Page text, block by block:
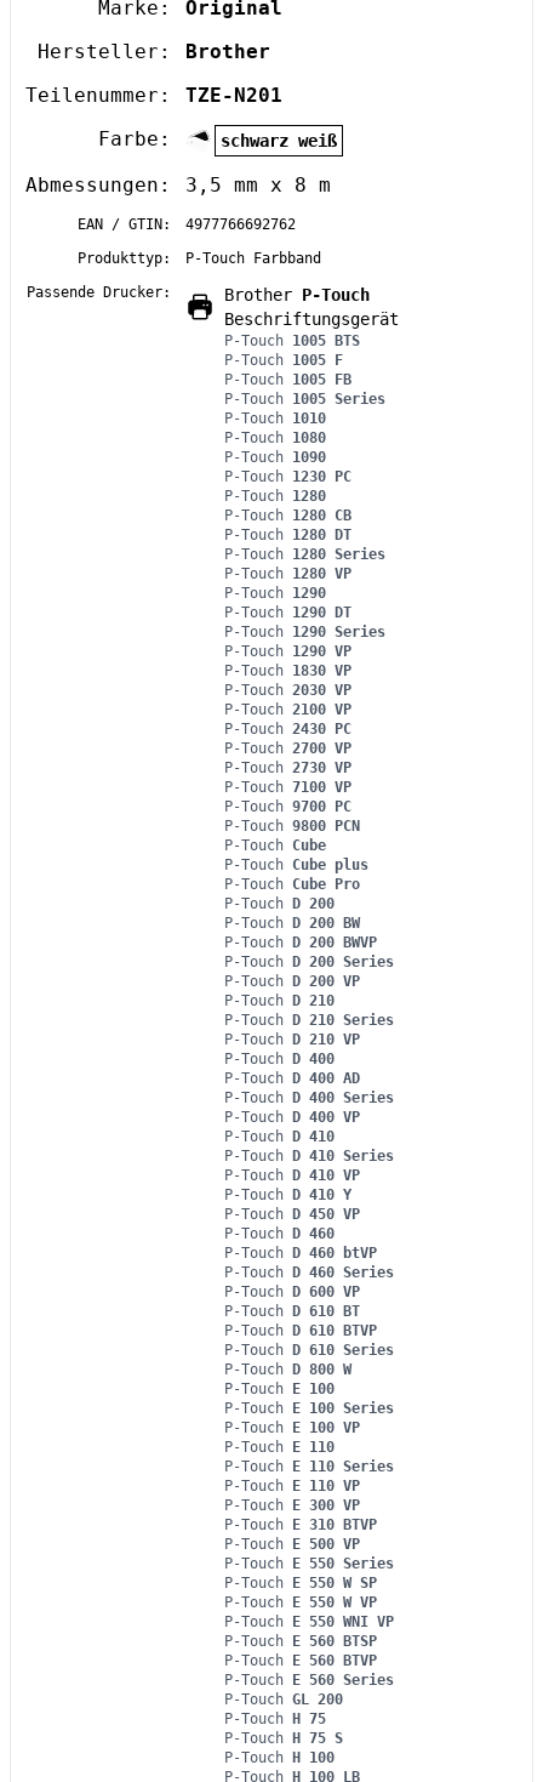
Marke:
Original
Hersteller:
Brother
Teilenummer:
TZE-N201
Farbe:
schwarz weiß
Abmessungen: 3,5 mm x 8 m
EAN / GTIN:
4977766692762
Produkttyp:
P-Touch Farbband
Passende Drucker:
Brother P-Touch
Beschriftungsgerät
P-Touch 1005 BTS
P-Touch 1005 F
P-Touch 1005 FB
P-Touch 1005 Series
P-Touch 1010
P-Touch 1080
P-Touch 1090
P-Touch 1230 PC
P-Touch 1280
P-Touch 1280 CB
P-Touch 1280 DT
P-Touch 1280 Series
P-Touch 1280 VP
P-Touch 1290
P-Touch 1290 DT
P-Touch 1290 Series
P-Touch 1290 VP
P-Touch 1830 VP
P-Touch 2030 VP
P-Touch 2100 VP
P-Touch 2430 PC
P-Touch 2700 VP
P-Touch 2730 VP
P-Touch 7100 VP
P-Touch 9700 PC
P-Touch 9800 PCN
P-Touch Cube
P-Touch Cube plus
P-Touch Cube Pro
P-Touch D 200
P-Touch D 200 BW
P-Touch D 200 BWVP
P-Touch D 200 Series
P-Touch D 200 VP
P-Touch D 210
P-Touch D 210 Series
P-Touch D 210 VP
P-Touch D 400
P-Touch D 400 AD
P-Touch D 400 Series
P-Touch D 400 VP
P-Touch D 410
P-Touch D 410 Series
P-Touch D 410 VP
P-Touch D 410 Y
P-Touch D 450 VP
P-Touch D 460
P-Touch D 460 btVP
P-Touch D 460 Series
P-Touch D 600 VP
P-Touch D 610 BT
P-Touch D 610 BTVP
P-Touch D 610 Series
P-Touch D 800 W
P-Touch E 100
P-Touch E 100 Series
P-Touch E 100 VP
P-Touch E 110
P-Touch E 110 Series
P-Touch E 110 VP
P-Touch E 300 VP
P-Touch E 310 BTVP
P-Touch E 500 VP
P-Touch E 550 Series
P-Touch E 550 W SP
P-Touch E 550 W VP
P-Touch E 550 WNI VP
P-Touch E 560 BTSP
P-Touch E 560 BTVP
P-Touch E 560 Series
P-Touch GL 200
P-Touch H 75
P-Touch H 75 S
P-Touch H 100
P-Touch H 100 LB